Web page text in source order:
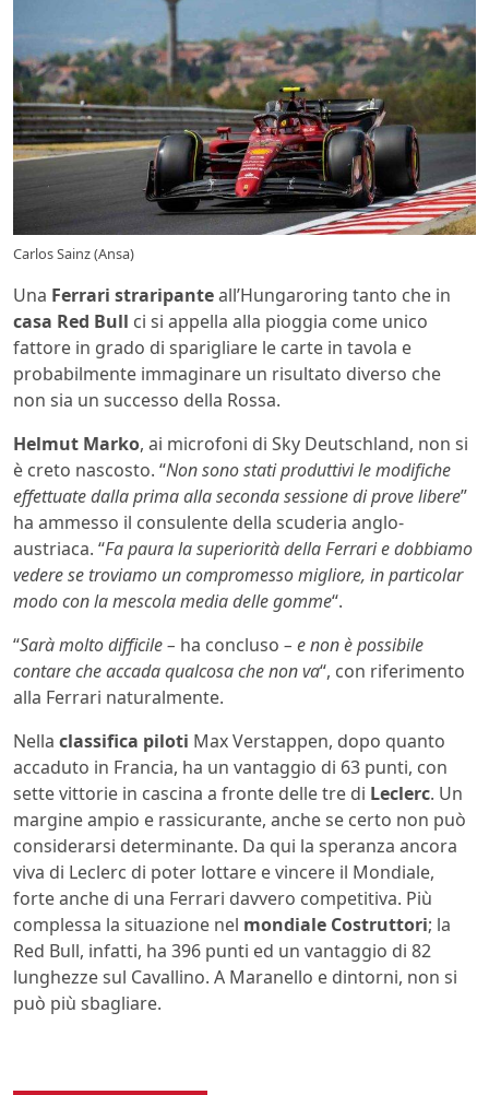
Carlos Sainz (Ansa)
Una Ferrari straripanteall’Hungaroring tanto che in
casa Red Bull ci si appella alla pioggia come unico
fattore in grado di sparigliare le carte in tavola e
probabilmente immaginare un risultato diverso che
non sia un successo della Rossa.
Helmut Marko, ai microfoni di Sky Deutschland, non si
è creto nascosto. “Non sono stati produttivi le modifiche
effettuate dalla prima alla seconda sessione di prove libere”
ha ammesso il consulente della scuderia anglo-
austriaca. “Fa paura la superiorità della Ferrari e dobbiamo
vedere se troviamo un compromesso migliore, in particolar
modo con la mescola media delle gomme“.
“Sarà molto difficile – ha concluso – e non è possibile
contare che accada qualcosa che non va“, con riferimento
alla Ferrari naturalmente.
Nella classifica piloti Max Verstappen, dopo quanto
accaduto in Francia, ha un vantaggio di 63 punti, con
sette vittorie in cascina a fronte delle tre di Leclerc. Un
margine ampio e rassicurante, anche se certo non può
considerarsi determinante. Da qui la speranza ancora
viva di Leclerc di poter lottare e vincere il Mondiale,
forte anche di una Ferrari davvero competitiva. Più
complessa la situazione nel mondiale Costruttori; la
Red Bull, infatti, ha 396 punti ed un vantaggio di 82
lunghezze sul Cavallino. A Maranello e dintorni, non si
può più sbagliare.